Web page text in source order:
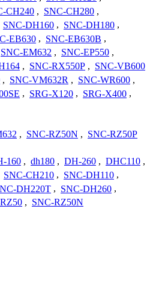
CH240 , SNC-CH280 ,
SNC-DH160 , SNC-DH180 ,
EB630 , SNC-EB630B ,
SNC-EM632 , SNC-EP550 ,
, SNC-RX550P , SNC-VB600
, SNC-VM632R , SNC-WR600 ,
, SRG-X120 , SRG-X400 ,
, SNC-RZ50N , SNC-RZ50P
160 , dh180 , DH-260 , DHC110 ,
SNC-CH210 , SNC-DH110 ,
DH220T , SNC-DH260 ,
, SNC-RZ50N